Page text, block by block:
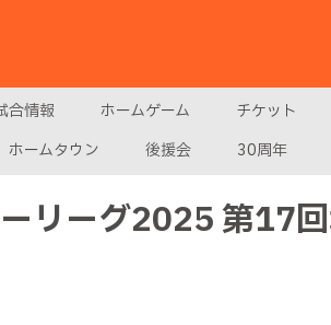
合情報 ホームゲーム チケット
ホームタウン 後援会 30周年
リーグ2025 第17